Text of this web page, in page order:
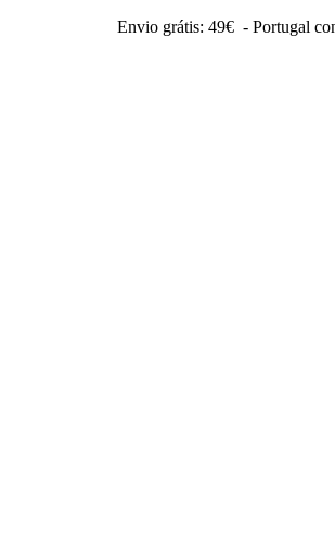
Envio grátis: 49€ - Portugal